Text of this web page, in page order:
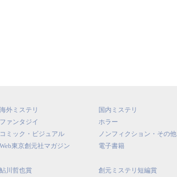
海外ミステリ 国内ミステリ
ファンタジイ
ホラー
コミック・ビジュアル
ノンフィクション・その他
Web東京創元社マガジン
電子書籍
鮎川哲也賞 創元ミステリ短編賞